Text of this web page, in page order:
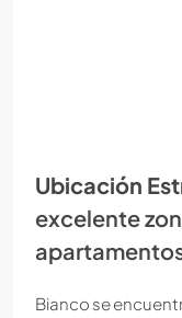
Ubicación
excelente
Bianco se